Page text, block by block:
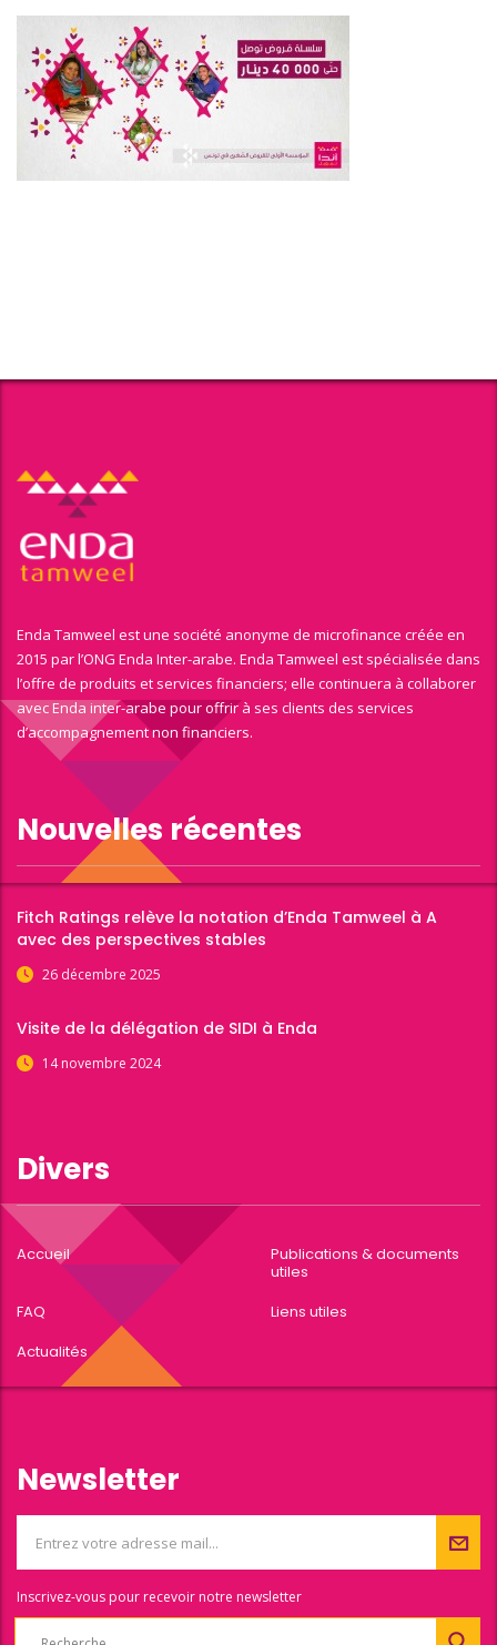
Enda Tamweel est une société anonyme de microfinance créée en
2015 par l’ONG Enda Inter-arabe. Enda Tamweel est spécialisée dans
l’offre de produits et services financiers; elle continuera à collaborer
avec Enda inter-arabe pour offrir à ses clients des services
d’accompagnement non financiers.
Nouvelles récentes
Fitch Ratings relève la notation d’Enda Tamweel à A
avec des perspectives stables
26 décembre 2025
Visite de la délégation de SIDI à Enda
14 novembre 2024
Divers
Accueil
Publications & documents
utiles
FAQ
Liens utiles
Actualités
Newsletter
Inscrivez-vous pour recevoir notre newsletter